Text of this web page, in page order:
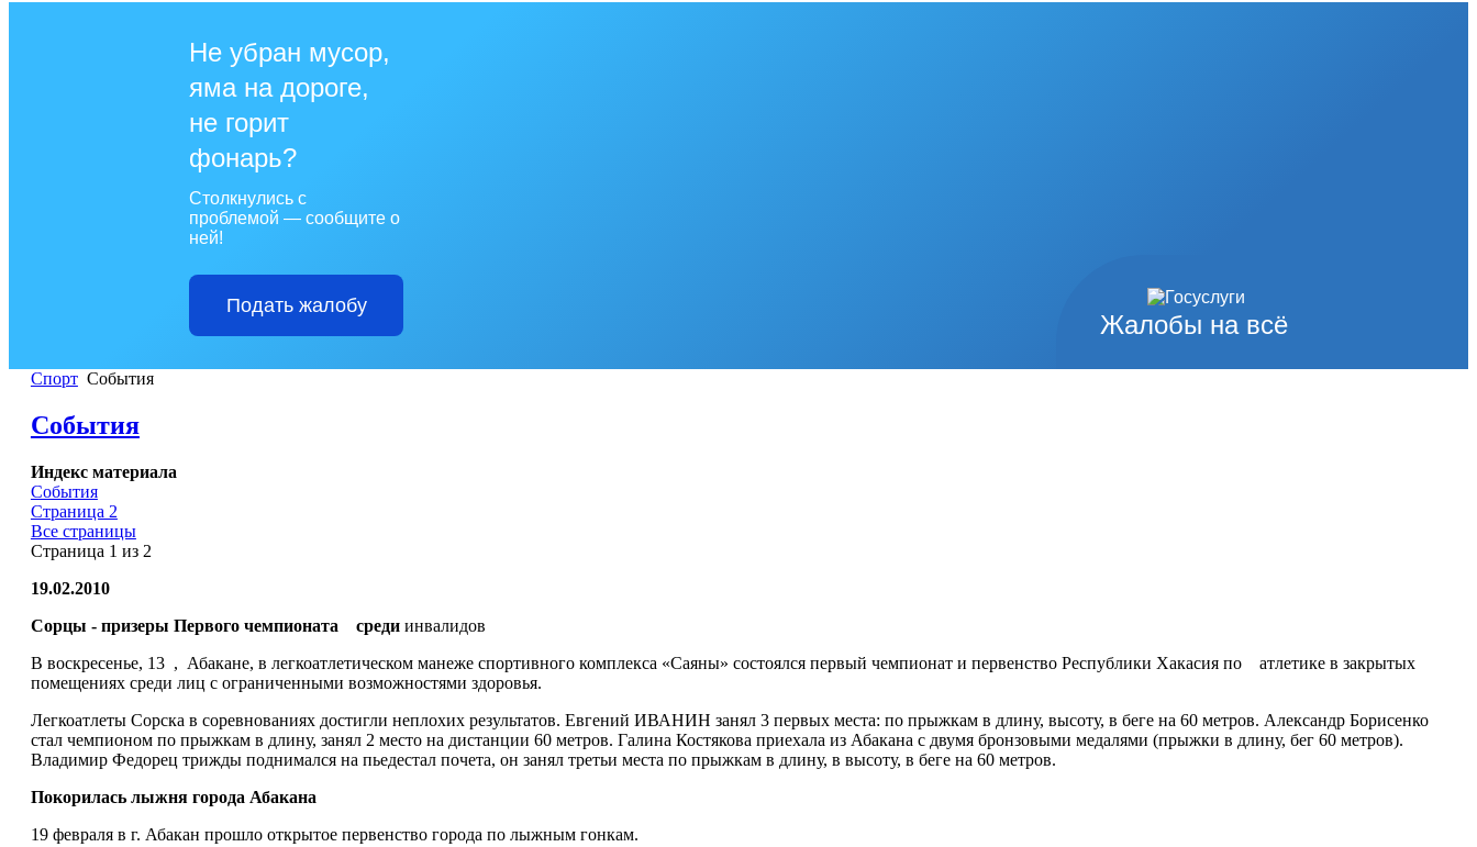
Жалобы на всё
Не убран мусор,
яма на дороге,
не горит
фонарь?
Столкнулись с
проблемой — сообщите о
ней!
Подать жалобу
Спорт События
События
Индекс материала
События
Страница 2
Все страницы
Страница 1 из 2
19.02.2010
Сорцы - призеры Первого чемпионата среди инвалидов
В воскресенье, 13 , Абакане, в легкоатлетическом манеже спортивного комплекса «Саяны» состоялся первый чемпионат и первенство Республики Хакасия по атлетике в закрытых
помещениях среди лиц с ограниченными возможностями здоровья.
Легкоатлеты Сорска в соревнованиях достигли неплохих результатов. Евгений ИВАНИН занял 3 первых места: по прыжкам в длину, высоту, в беге на 60 метров. Александр Борисенко
стал чемпионом по прыжкам в длину, занял 2 место на дистанции 60 метров. Галина Костякова приехала из Абакана с двумя бронзовыми медалями (прыжки в длину, бег 60 метров).
Владимир Федорец трижды поднимался на пьедестал почета, он занял третьи места по прыжкам в длину, в высоту, в беге на 60 метров.
Покорилась лыжня города Абакана
19 февраля в г. Абакан прошло открытое первенство города по лыжным гонкам.